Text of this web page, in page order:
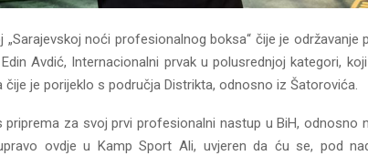
„Sarajevskoj noći profesionalnog boksa“ čije je održavanje
Avdić, Internacionalni prvak u polusrednjoj kategori,
čije je porijeklo s područja Distrikta, odnosno iz Šatorovića.
priprema za svoj prvi profesionalni nastup u BiH, odnosno
ovdje u Kamp Sport Ali, uvjeren da ću se, pod